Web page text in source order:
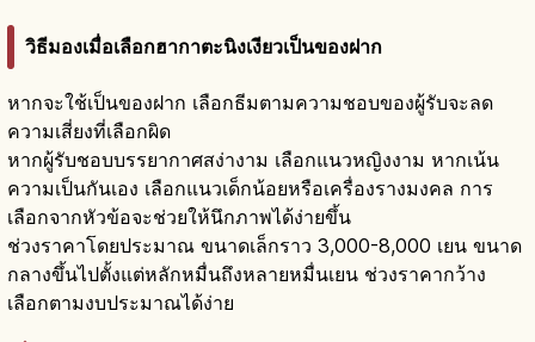
วิธีมองเมื่อเลือกฮากาตะนิงเงียวเป็นของฝาก
หากจะใช้เป็นของฝาก เลือกธีมตามความชอบของผู้รับจะลด
ความเสี่ยงที่เลือกผิด
หากผู้รับชอบบรรยากาศสง่างาม เลือกแนวหญิงงาม หากเน้น
ความเป็นกันเอง เลือกแนวเด็กน้อยหรือเครื่องรางมงคล การ
เลือกจากหัวข้อจะช่วยให้นึกภาพได้ง่ายขึ้น
ช่วงราคาโดยประมาณ ขนาดเล็กราว 3,000-8,000 เยน ขนาด
กลางขึ้นไปตั้งแต่หลักหมื่นถึงหลายหมื่นเยน ช่วงราคากว้าง
เลือกตามงบประมาณได้ง่าย